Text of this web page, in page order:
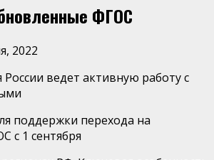
ФГОС
2022
ведет активную работу с
поддержки перехода на
с 1 сентября